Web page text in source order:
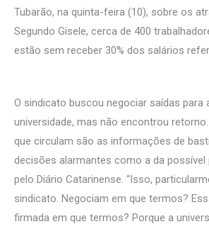
Tubarão, na quinta-feira (10), sobre os
Segundo Gisele, cerca de 400
estão sem receber 30% dos salários
O sindicato buscou negociar saídas para
universidade, mas não encontrou
que circulam são as informações de
decisões alarmantes como a da possível
pelo Diário Catarinense. “Isso,
sindicato. Negociam em que termos?
firmada em que termos? Porque a